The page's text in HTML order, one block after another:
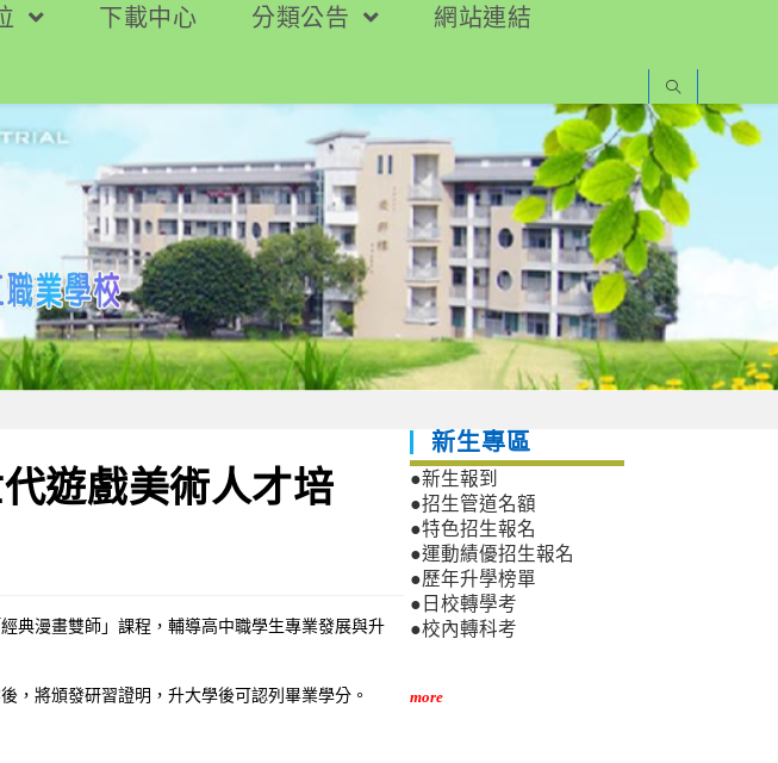
下載中心 分類公告
網站連結
遊戲美術人才培
典漫畫雙師」課程，輔導高中職學生專業發展與升
，將頒發研習證明，升大學後可認列畢業學分。
新生專區
●新生報到
●招生管道名額
●特色招生報名
●運動績優招生報名
●歷年升學榜單
●日校轉學考
●校內轉科考
more